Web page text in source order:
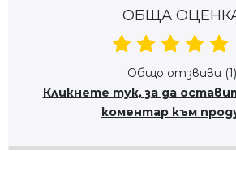
ОБЩА
Общо отзвиви (1)
Кликнете тук, за да
коментар към